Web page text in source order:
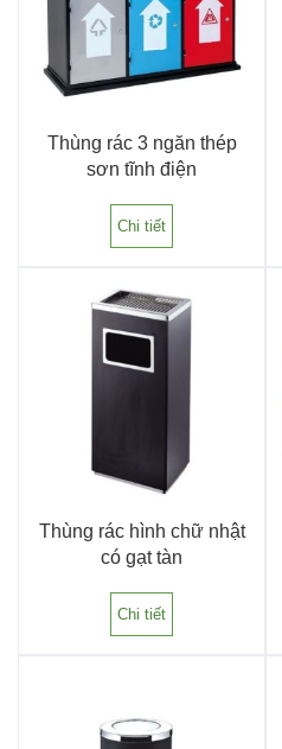
Thùng rác 3 ngăn thép
sơn tĩnh điện
Chi tiết
Thùng rác hình chữ nhật
có gạt tàn
Chi tiết